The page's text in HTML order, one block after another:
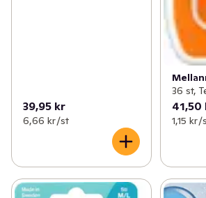
39,95 kr
6,66 kr /st
36 st,
41,50
1,15 kr /